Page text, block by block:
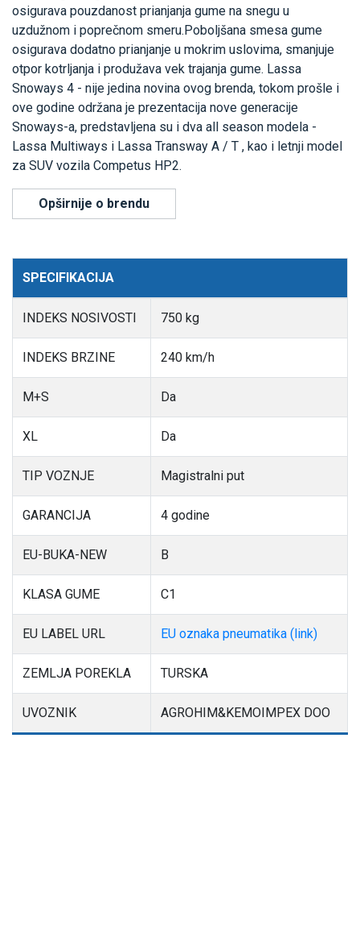
osigurava pouzdanost prianjanja gume na snegu u
uzdužnom i poprečnom smeru.Poboljšana smesa gume
osigurava dodatno prianjanje u mokrim uslovima, smanjuje
otpor kotrljanja i produžava vek trajanja gume. Lassa
Snoways 4 - nije jedina novina ovog brenda, tokom prošle i
ove godine održana je prezentacija nove generacije
Snoways-a, predstavljena su i dva all season modela -
Lassa Multiways i Lassa Transway A / T , kao i letnji model
za SUV vozila Competus HP2.
Opširnije o brendu
SPECIFIKACIJA
INDEKS NOSIVOSTI 750 kg
INDEKS BRZINE 240 km/h
M+S Da
XL Da
TIP VOZNJE Magistralni put
GARANCIJA 4 godine
EU-BUKA-NEW B
KLASA GUME C1
EU LABEL URL EU oznaka pneumatika (link)
ZEMLJA POREKLA TURSKA
UVOZNIK AGROHIM&KEMOIMPEX DOO